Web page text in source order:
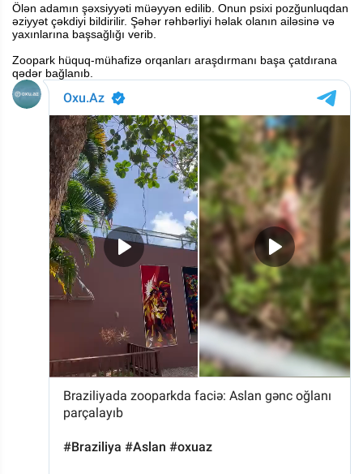
Ölən adamın şəxsiyyəti müəyyən edilib. Onun psixi pozğunluqdan
əziyyət çəkdiyi bildirilir. Şəhər rəhbərliyi həlak olanın ailəsinə və
yaxınlarına başsağlığı verib.
Zoopark hüquq-mühafizə orqanları araşdırmanı başa çatdırana
qədər bağlanıb.